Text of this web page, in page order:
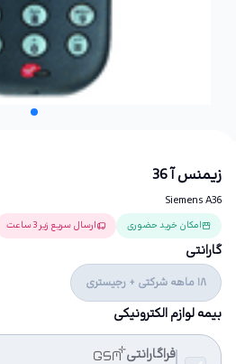
زیمنس آ 36
Siemens A36
امکان خرید حضوری ارسال سریع زیر 3 ساعت
گارانتی
18 ماهه شرکتی + رجیستری
بیمه لوازم الکترونیکی
فراگارانتی